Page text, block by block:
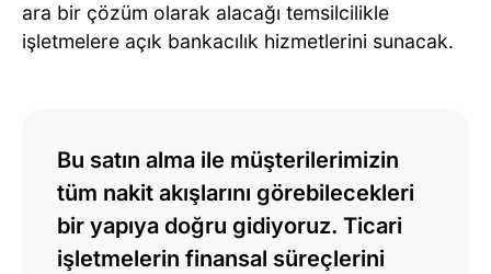
ara bir çözüm olarak alacağı temsilcilikle
işletmelere açık bankacılık hizmetlerini sunacak.
Bu satın alma ile müşterilerimizin
tüm nakit akışlarını görebilecekleri
bir yapıya doğru gidiyoruz. Ticari
işletmelerin finansal süreçlerini